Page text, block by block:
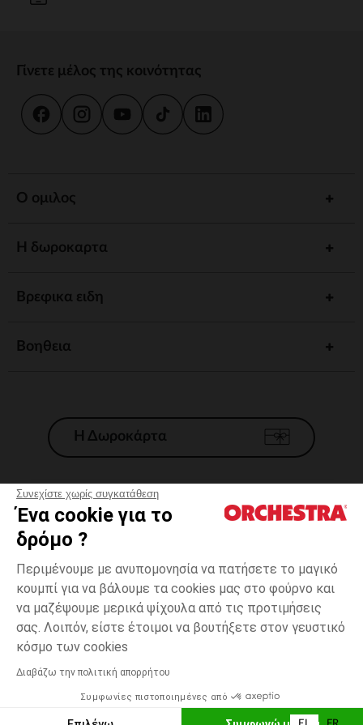
Συνεχίστε χωρίς συγκατάθεση
Ένα cookie για το
δρόμο ?
Περιμένουμε με ανυπομονησία να πατήσετε το μαγικό
κουμπί για να βάλουμε τα cookies μας στο φούρνο και
να μαζέψουμε μερικά ψίχουλα από τις προτιμήσεις
σας. Λοιπόν, είστε έτοιμοι να βουτήξετε στον γευστικό
κόσμο των cookies
Διαβάζω την πολιτική απορρήτου
Συμφωνίες πιστοποιημένες από
Πολύχρωμο
one
Δυνατότητα πληρωμής με
ΠΡΟΣΘΉΚΗ ΣΤΟ ΚΑΛΆΘΙ
Γίνετε μέλος της κοινότητας
Ο ομιλος
Η δωροκαρτα
Βρεφικα ειδη
Βοηθεια
Η Δωροκάρτα
Γενικοί 'Οροι Πώλησης
*Εμπορικες προσφορες
Προσωπικά δεδομένα
Διαχείρηση των cookies
Προσβασιμότητα: μη συμμορφούμενη
H Orchestra συμμετέχει στον κωδικά δεοντολογίας και στο σύστημα
μεσολάβησης της Γαλλικής Ομοσπονδίας Ηλεκτρονικού Εμπορίου.